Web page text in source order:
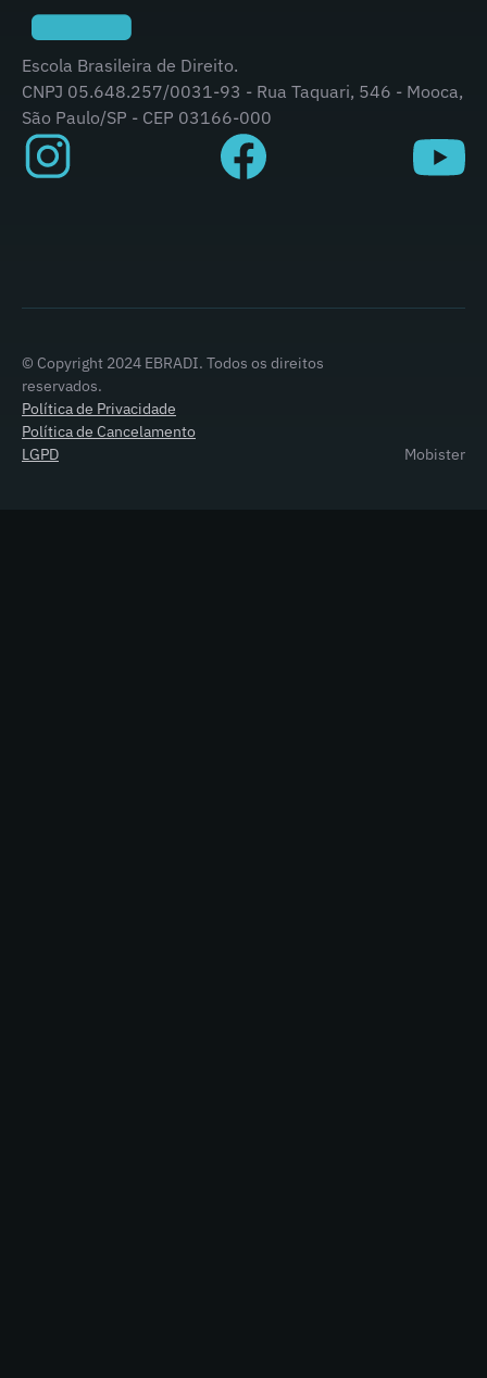
Escola Brasileira de Direito.
CNPJ 05.648.257/0031-93 - Rua Taquari, 546 - Mooca,
São Paulo/SP - CEP 03166-000
© Copyright 2024 EBRADI. Todos os direitos
reservados.
Política de Privacidade
Política de Cancelamento
LGPD
Mobister